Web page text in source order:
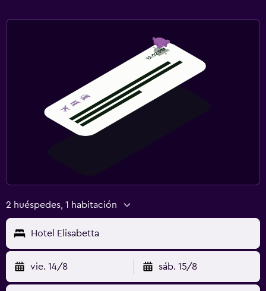
2 huéspedes, 1 habitación
Hotel Elisabetta
vie. 14/8 sáb. 15/8